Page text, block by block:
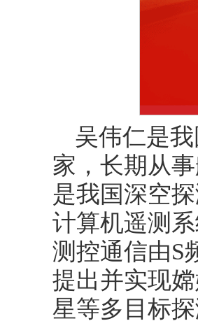
吴伟仁是
家，长期从
是我国深空
计算机遥测
测控通信由S
提出并实现
星等多目标